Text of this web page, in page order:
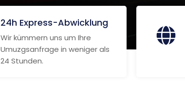
24h Express-Abwicklung
Wir kümmern uns um Ihre
Umuzgsanfrage in weniger als
24 Stunden.